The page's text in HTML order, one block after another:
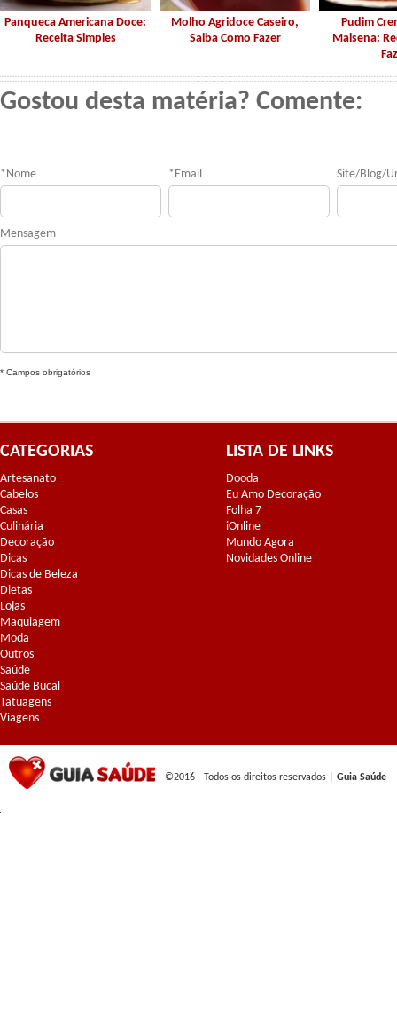
Panqueca Americana Doce:
Receita Simples
Molho Agridoce Caseiro,
Saiba Como Fazer
Pudim
Maisena:
Gostou desta matéria? Comente:
* Nome * Email Site/Blog/
Mensagem
* Campos obrigatórios
CATEGORIAS
Artesanato
Cabelos
Casas
Culinária
Decoração
Dicas
Dicas de Beleza
Dietas
Lojas
Maquiagem
Moda
Outros
Saúde
Saúde Bucal
Tatuagens
Viagens
LISTA DE LINKS
Dooda
Eu Amo Decoração
Folha 7
iOnline
Mundo Agora
Novidades Online
©2016 - Todos os direitos reservados | Guia Saúde